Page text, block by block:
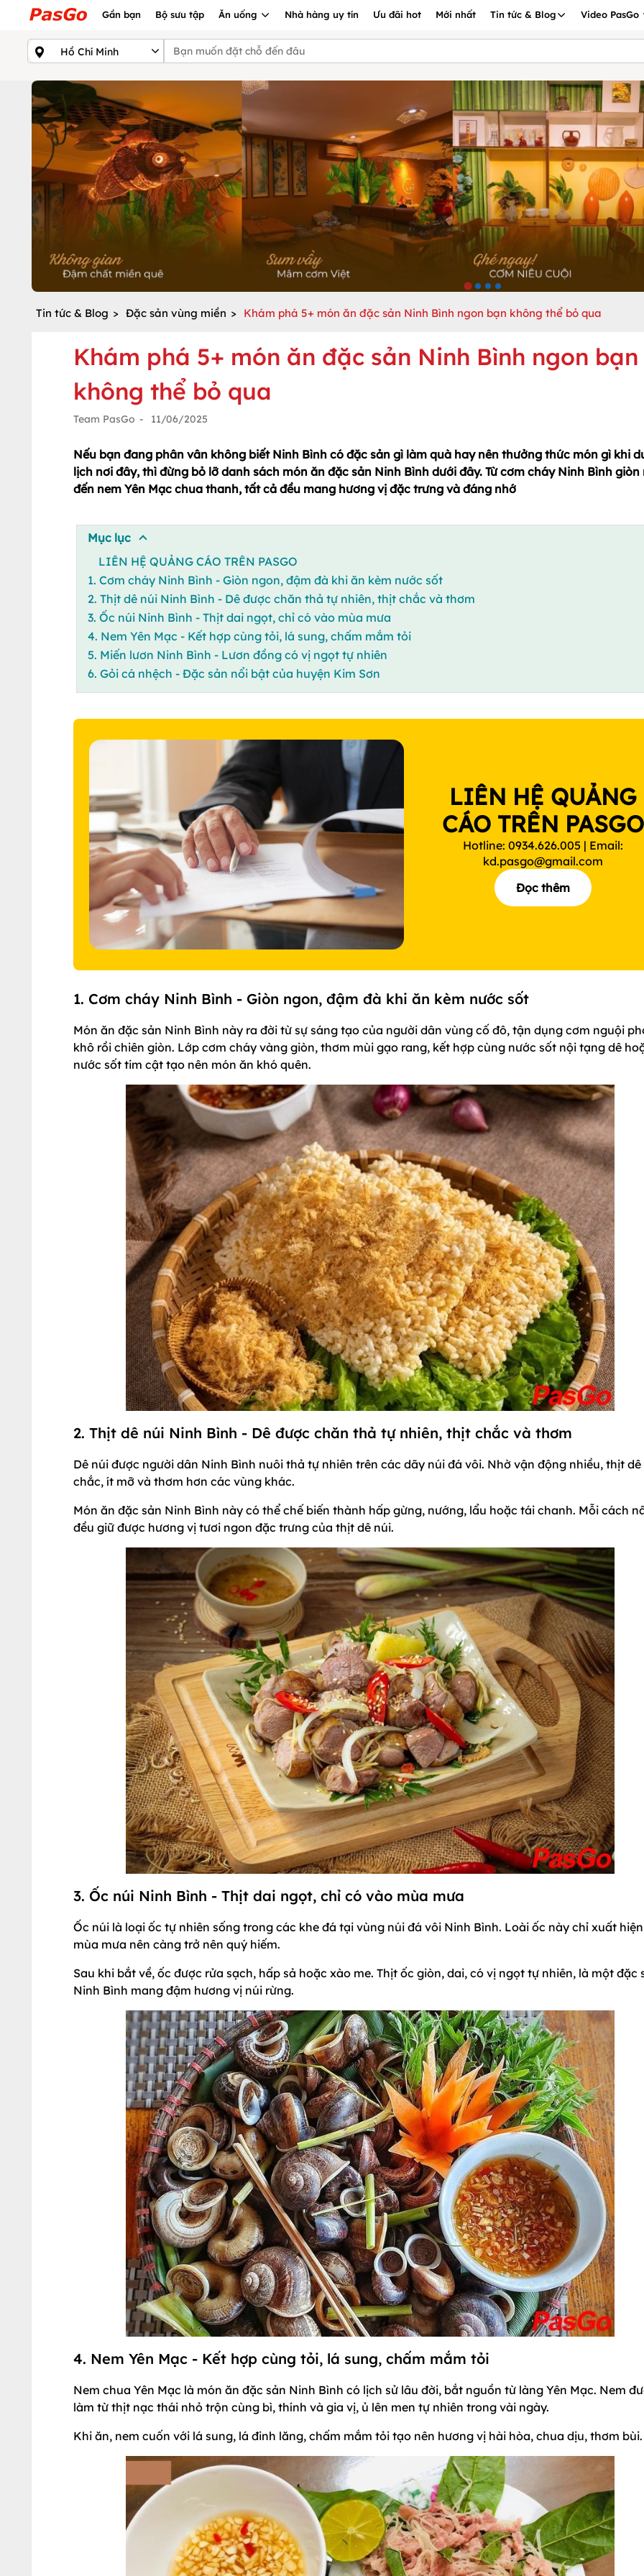
Gần bạn Bộ sưu tập Ăn uống Nhà hàng uy tín Ưu đãi hot Mới nhất Tin tức & Blog Video PasGo
Tin tức & Blog > Đặc sản vùng miền > Khám phá 5+ món ăn đặc sản Ninh Bình ngon bạn không thể bỏ qua
Khám phá 5+ món ăn đặc sản Ninh Bình ngon bạn
không thể bỏ qua
Team PasGo - 11/06/2025
Nếu bạn đang phân vân không biết Ninh Bình có đặc sản gì làm quà hay nên thưởng thức món gì khi
lịch nơi đây, thì đừng bỏ lỡ danh sách món ăn đặc sản Ninh Bình dưới đây. Từ cơm cháy Ninh Bình giòn
đến nem Yên Mạc chua thanh, tất cả đều mang hương vị đặc trưng và đáng nhớ
Mục lục
LIÊN HỆ QUẢNG CÁO TRÊN PASGO
1. Cơm cháy Ninh Bình - Giòn ngon, đậm đà khi ăn kèm nước sốt
2. Thịt dê núi Ninh Bình - Dê được chăn thả tự nhiên, thịt chắc và thơm
3. Ốc núi Ninh Bình - Thịt dai ngọt, chỉ có vào mùa mưa
4. Nem Yên Mạc - Kết hợp cùng tỏi, lá sung, chấm mắm tỏi
5. Miến lươn Ninh Bình - Lươn đồng có vị ngọt tự nhiên
6. Gỏi cá nhệch - Đặc sản nổi bật của huyện Kim Sơn
LIÊN HỆ QUẢNG
CÁO TRÊN PASGO
Hotline: 0934.626.005 | Email:
kd.pasgo@gmail.com
Đọc thêm
1. Cơm cháy Ninh Bình - Giòn ngon, đậm đà khi ăn kèm nước sốt
Món ăn đặc sản Ninh Bình này ra đời từ sự sáng tạo của người dân vùng cố đô, tận dụng cơm nguội
khô rồi chiên giòn. Lớp cơm cháy vàng giòn, thơm mùi gạo rang, kết hợp cùng nước sốt nội tạng dê
nước sốt tim cật tạo nên món ăn khó quên.
2. Thịt dê núi Ninh Bình - Dê được chăn thả tự nhiên, thịt chắc và thơm
Dê núi được người dân Ninh Bình nuôi thả tự nhiên trên các dãy núi đá vôi. Nhờ vận động nhiều, thịt dê
chắc, ít mỡ và thơm hơn các vùng khác.
Món ăn đặc sản Ninh Bình này có thể chế biến thành hấp gừng, nướng, lẩu hoặc tái chanh. Mỗi cách
đều giữ được hương vị tươi ngon đặc trưng của thịt dê núi.
3. Ốc núi Ninh Bình - Thịt dai ngọt, chỉ có vào mùa mưa
Ốc núi là loại ốc tự nhiên sống trong các khe đá tại vùng núi đá vôi Ninh Bình. Loài ốc này chỉ xuất
mùa mưa nên càng trở nên quý hiếm.
Sau khi bắt về, ốc được rửa sạch, hấp sả hoặc xào me. Thịt ốc giòn, dai, có vị ngọt tự nhiên, là một đặc
Ninh Bình mang đậm hương vị núi rừng.
4. Nem Yên Mạc - Kết hợp cùng tỏi, lá sung, chấm mắm tỏi
Nem chua Yên Mạc là món ăn đặc sản Ninh Bình có lịch sử lâu đời, bắt nguồn từ làng Yên Mạc. Nem
làm từ thịt nạc thái nhỏ trộn cùng bì, thính và gia vị, ủ lên men tự nhiên trong vài ngày.
Khi ăn, nem cuốn với lá sung, lá đinh lăng, chấm mắm tỏi tạo nên hương vị hài hòa, chua dịu, thơm bùi.